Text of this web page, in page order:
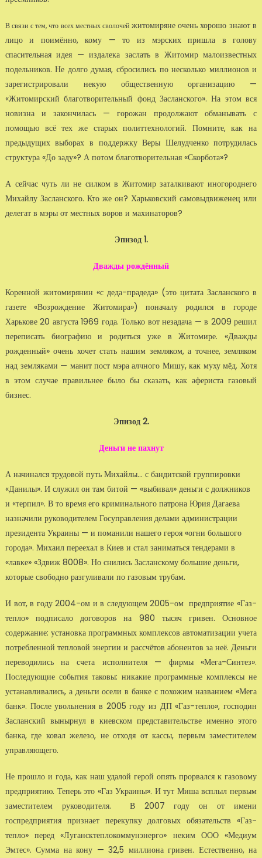
В связи с тем, что всех местных сволочей житомиряне очень хорошо знают в
лицо и поимённо, кому — то из мэрских пришла в голову
спасительная идея — издалека заслать в Житомир малоизвестных
подельников. Не долго думая, сбросились по несколько миллионов и
зарегистрировали некую общественную организацию —
«Житомирский благотворительный фонд Засланского». На этом вся
новизна и закончилась — горожан продолжают обманывать с
помощью всё тех же старых политтехнологий. Помните, как на
предыдущих выборах в поддержку Веры Шелудченко потрудилась
структура «До заду»? А потом благотворительная «Скорбота»?
А сейчас чуть ли не силком в Житомир заталкивают иногороднего
Михайлу Засланского. Кто же он? Харьковский самовыдвиженец или
делегат в мэры от местных воров и махинаторов?
Эпизод 1.
Дважды рождённый
Коренной житомирянин «с деда-прадеда» (это цитата Засланского в
газете «Возрождение Житомира») поначалу родился в городе
Харькове 20 августа 1969 года. Только вот незадача — в 2009 решил
переписать биографию и родиться уже в Житомире. «Дважды
рожденный» очень хочет стать нашим земляком, а точнее, земляком
над земляками — манит пост мэра алчного Мишу, как муху мёд. Хотя
в этом случае правильнее было бы сказать, как афериста газовый
бизнес.
Эпизод 2.
Деньги не пахнут
А начинался трудовой путь Михайлы... с бандитской группировки
«Данилы». И служил он там битой — «выбивал» деньги с должников
и «терпил». В то время его криминального патрона Юрия Дагаева
назначили руководителем Госуправления делами администрации
президента Украины — и поманили нашего героя «огни большого
города». Михаил переехал в Киев и стал заниматься тендерами в
«лавке» «Здвиж 8008». Но снились Засланскому большие деньги,
которые свободно разгуливали по газовым трубам.
И вот, в году 2004-ом и в следующем 2005-ом предприятие «Газ-
тепло» подписало договоров на 980 тысяч гривен. Основное
содержание: установка программных комплексов автоматизации учета
потребленной тепловой энергии и рассчётов абонентов за неё. Деньги
переводились на счета исполнителя — фирмы «Мега-Синтез».
Последующие события таковы: никакие программные комплексы не
устанавливались, а деньги осели в банке с похожим названием «Мега
банк». После увольнения в 2005 году из ДП «Газ-тепло», господин
Засланский вынырнул в киевском представительстве именно этого
банка, где ковал железо, не отходя от кассы, первым заместителем
управляющего.
Не прошло и года, как наш удалой герой опять прорвался к газовому
предприятию. Теперь это «Газ Украины». И тут Миша всплыл первым
заместителем руководителя. В 2007 году он от имени
госпредприятия признает перекупку долговых обязательств «Газ-
тепло» перед «Лугансктеплокоммунэнерго» неким ООО «Медиум
Эмтес». Сумма на кону — 32,5 миллиона гривен. Естественно, на